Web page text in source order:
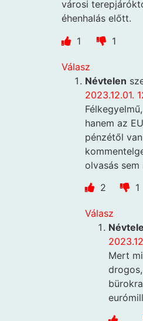
városi
éhenhalás előtt.
1
1
Válasz
Névtelen
2023.12.01.
hanem az
pénzétől
olvasás sem
2
1
Válasz
Mert